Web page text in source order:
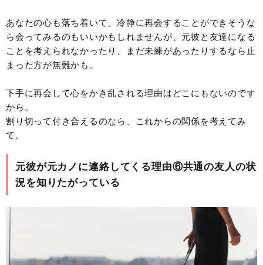
あなたの心も落ち着いて、冷静に再会することができそうな
ら会ってみるのもいいかもしれませんが、元彼と友達になる
ことを考えられなかったり、まだ未練があったりするなら止
まった方が無難かも。
下手に再会して心をかき乱される理由はどこにもないのです
から。
割り切って付き合えるのなら、これからの関係を考えてみ
て。
元彼が元カノに連絡してくる理由⑥共通の友人の状
況を知りたがっている